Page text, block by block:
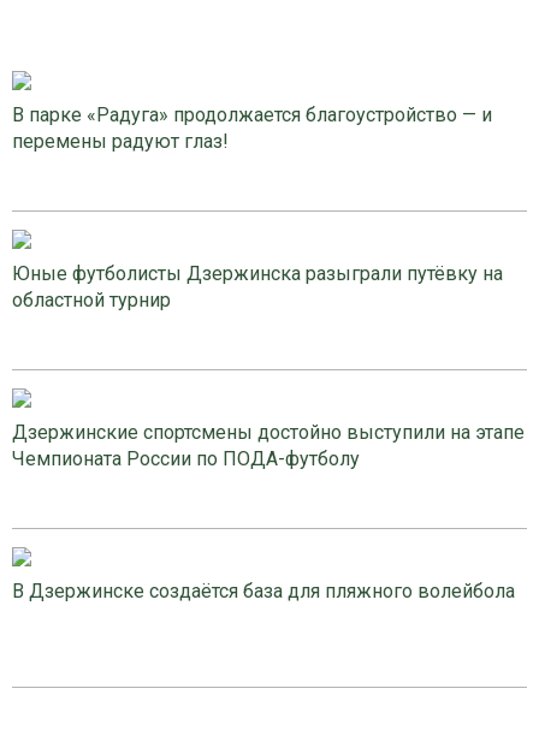
В парке «Радуга» продолжается благоустройство — и
перемены радуют глаз!
Юные футболисты Дзержинска разыграли путёвку на
областной турнир
Дзержинские спортсмены достойно выступили на этапе
Чемпионата России по ПОДА-футболу
В Дзержинске создаётся база для пляжного волейбола